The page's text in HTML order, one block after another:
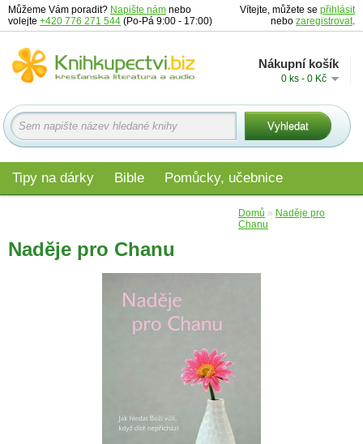
Můžeme Vám poradit? Napište nám nebo
volejte +420 776 271 544 (Po-Pá 9:00 - 17:00)
Vítejte, můžete se přihlásit
nebo zaregistrovat.
Nákupní košík
0 ks - 0 Kč
Tipy na dárky Bible Pomůcky, učebnice
Domů » Naděje pro
Chanu
Naděje pro Chanu